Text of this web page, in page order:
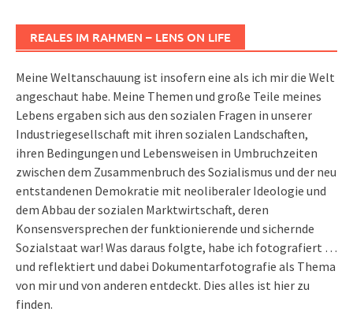
REALES IM RAHMEN – LENS ON LIFE
Meine Weltanschauung ist insofern eine als ich mir die Welt
angeschaut habe. Meine Themen und große Teile meines
Lebens ergaben sich aus den sozialen Fragen in unserer
Industriegesellschaft mit ihren sozialen Landschaften,
ihren Bedingungen und Lebensweisen in Umbruchzeiten
zwischen dem Zusammenbruch des Sozialismus und der neu
entstandenen Demokratie mit neoliberaler Ideologie und
dem Abbau der sozialen Marktwirtschaft, deren
Konsensversprechen der funktionierende und sichernde
Sozialstaat war! Was daraus folgte, habe ich fotografiert …
und reflektiert und dabei Dokumentarfotografie als Thema
von mir und von anderen entdeckt. Dies alles ist hier zu
finden.